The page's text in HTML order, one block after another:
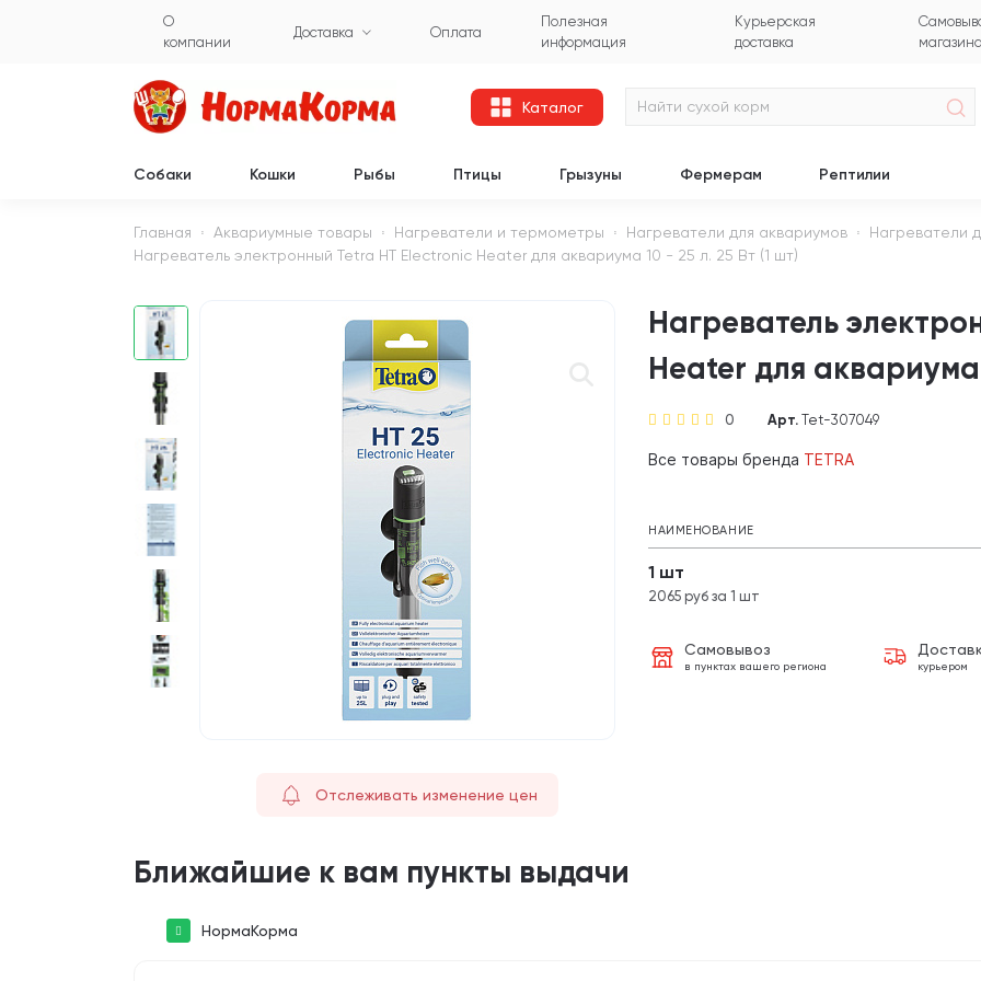
О
компании
Доставка Оплата
Полезная
информация
Курьерская
доставка
магазина
Каталог
Собаки Кошки Рыбы Птицы Грызуны Фермерам Рептилии
Главная Аквариумные товары Нагреватели и термометры Нагреватели для аквариумов
Нагреватели
Нагреватель электронный Tetra HT Electronic Heater для аквариума 10 - 25 л. 25 Вт (1 шт)
Отслеживать изменение цен
Нагреватель
Heater для
0 Арт. Tet-307049
Все товары бренда TETRA
НАИМЕНОВАНИЕ
1 шт
2065 руб за 1 шт
Самовывоз
в пунктах вашего региона курьером
Ближайшие к вам пункты выдачи
НормаКорма